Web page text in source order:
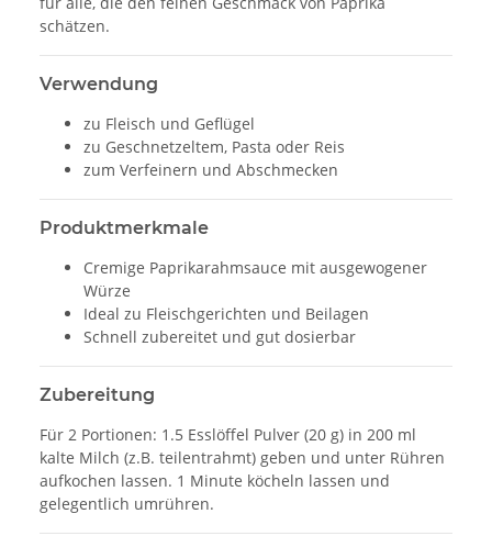
schätzen.
Verwendung
zu Fleisch und Geflügel
zu Geschnetzeltem, Pasta oder Reis
zum Verfeinern und Abschmecken
Produktmerkmale
Cremige Paprikarahmsauce mit ausgewogener
Würze
Ideal zu Fleischgerichten und Beilagen
Schnell zubereitet und gut dosierbar
Zubereitung
Für 2 Portionen: 1.5 Esslöffel Pulver (20 g) in 200 ml
kalte Milch (z.B. teilentrahmt) geben und unter Rühren
aufkochen lassen. 1 Minute köcheln lassen und
gelegentlich umrühren.